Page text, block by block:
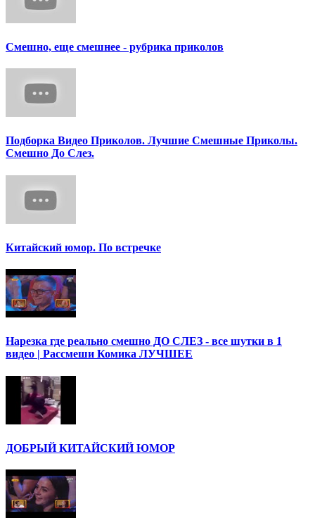
Смешно, еще смешнее - рубрика приколов
Подборка Видео Приколов. Лучшие Смешные Приколы.
Смешно До Слез.
Китайский юмор. По встречке
Нарезка где реально смешно ДО СЛЕЗ - все шутки в 1
видео | Рассмеши Комика ЛУЧШЕЕ
ДОБРЫЙ КИТАЙСКИЙ ЮМОР